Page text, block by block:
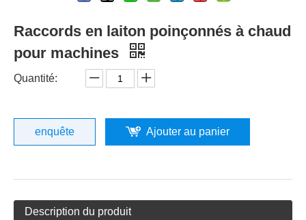
Raccords en laiton poinçonnés à chaud
pour machines
Quantité:
enquête Ajouter au panier
Description du produit